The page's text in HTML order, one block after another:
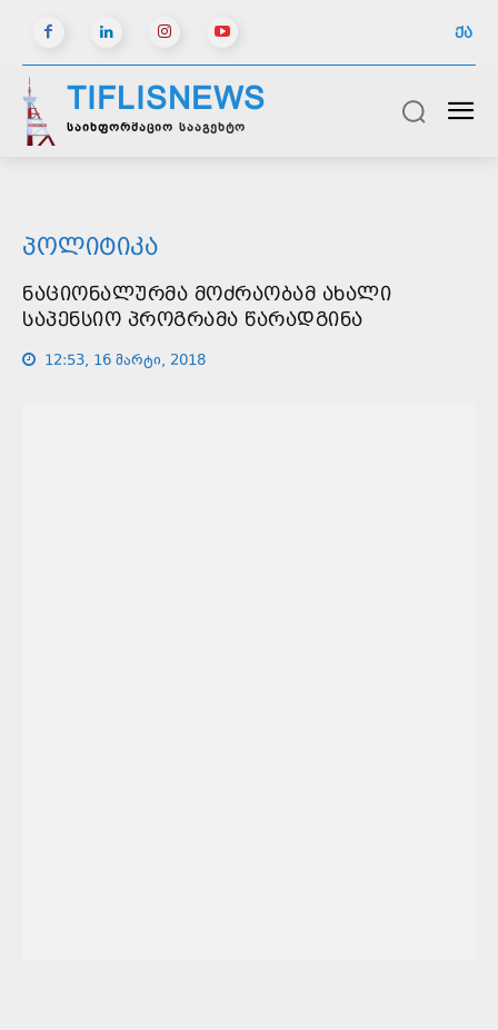
ᲥᲐ
TIFLISNEWS
საინფორმაციო სააგენტო
ᲞᲝᲚᲘᲢᲘᲙᲐ
ᲜᲐᲪᲘᲝᲜᲐᲚᲣᲠᲛᲐ ᲛᲝᲫᲠᲐᲝᲑᲐᲛ ᲐᲮᲐᲚᲘ
ᲡᲐᲞᲔᲜᲡᲘᲝ ᲞᲠᲝᲒᲠᲐᲛᲐ ᲬᲐᲠᲐᲓᲒᲘᲜᲐ
12:53, 16 მარტი, 2018